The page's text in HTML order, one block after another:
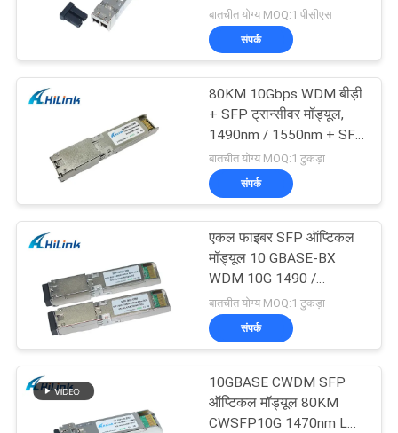
संपर्क
करें
समाचार
मामले
मांगें
साइटमैप
गोपनीयता
ऑप्टिकल मॉड्यूल
बातचीत योग्य MOQ:1 पीसीएस
संपर्क
80KM 10Gbps WDM बीड़ी
+ SFP ट्रान्सीवर मॉड्यूल,
1490nm / 1550nm + SFP
ऑप्टिकल मॉड्यूल
बातचीत योग्य MOQ:1 टुकड़ा
संपर्क
एकल फाइबर SFP ऑप्टिकल
मॉड्यूल 10 GBASE-BX
WDM 10G 1490 /
1550nm 80km DOM
BiDiPP / LC
बातचीत योग्य MOQ:1 टुकड़ा
संपर्क
10GBASE CWDM SFP
ऑप्टिकल मॉड्यूल 80KM
CWSFP10G 1470nm LC